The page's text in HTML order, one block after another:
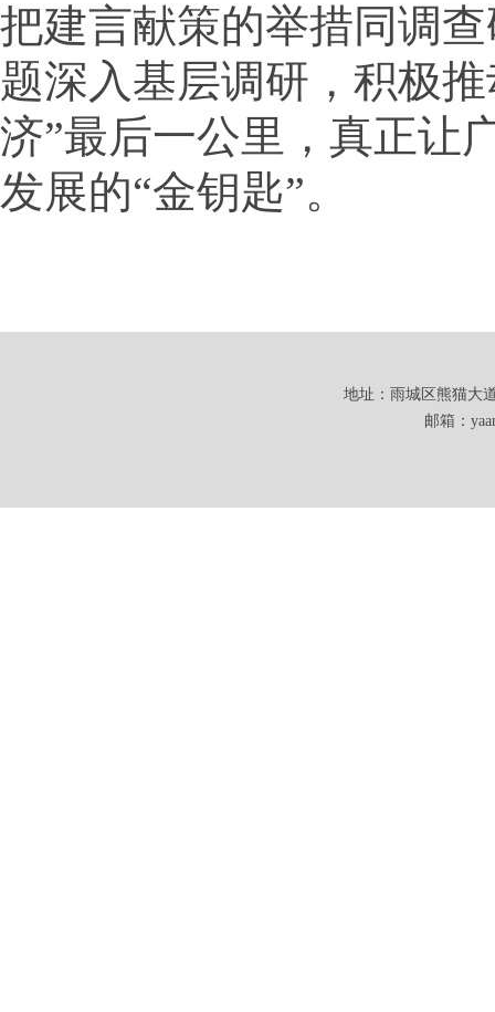
把建言献策的举措同调
题深入基层调研，积极
济”最后一公里，真正让
发展的“金钥匙”。
地址：雨城区熊猫大
邮箱：